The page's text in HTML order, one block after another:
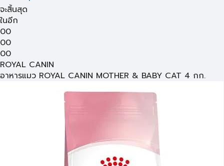
จะสิ้นสุด
ในอีก
00
00
00
ROYAL CANIN
อาหารแมว ROYAL CANIN MOTHER & BABY CAT 4 กก.